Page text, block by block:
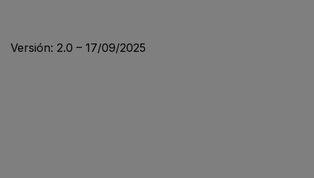
Versión: 2.0 – 17/09/2025